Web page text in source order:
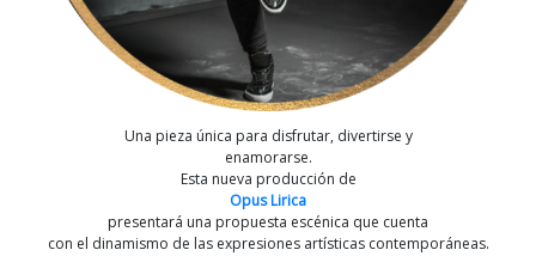
Una pieza única para disfrutar, divertirse y
enamorarse.
Esta nueva producción de
Opus Lirica
presentará una propuesta escénica que cuenta
con el dinamismo de las expresiones artísticas contemporáneas.